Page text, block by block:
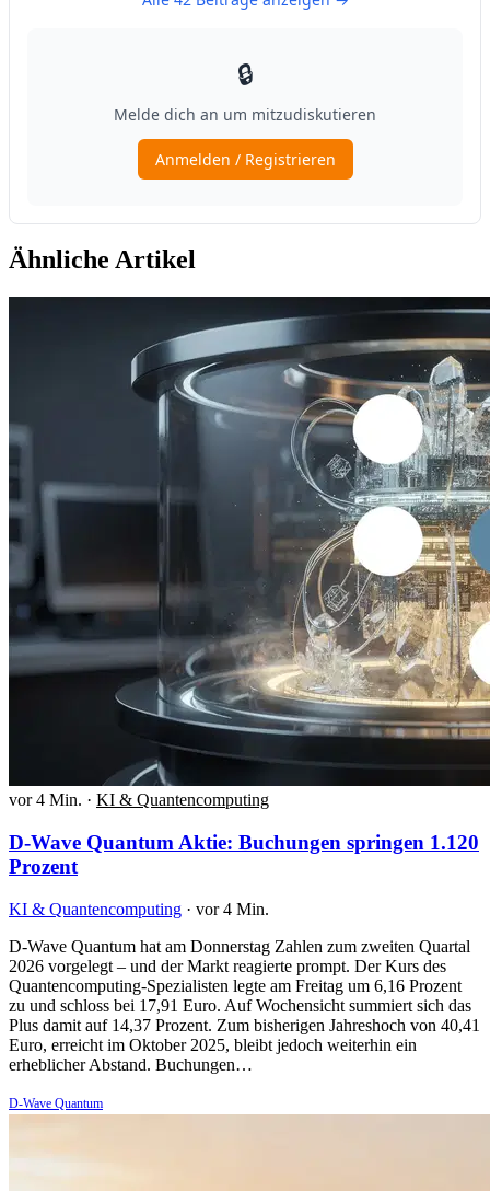
Ähnliche Artikel
vor 4 Min. · KI & Quantencomputing
D-Wave Quantum Aktie: Buchungen springen 1.120
Prozent
KI & Quantencomputing · vor 4 Min.
D-Wave Quantum hat am Donnerstag Zahlen zum zweiten Quartal
2026 vorgelegt – und der Markt reagierte prompt. Der Kurs des
Quantencomputing-Spezialisten legte am Freitag um 6,16 Prozent
zu und schloss bei 17,91 Euro. Auf Wochensicht summiert sich das
Plus damit auf 14,37 Prozent. Zum bisherigen Jahreshoch von 40,41
Euro, erreicht im Oktober 2025, bleibt jedoch weiterhin ein
erheblicher Abstand. Buchungen…
D-Wave Quantum